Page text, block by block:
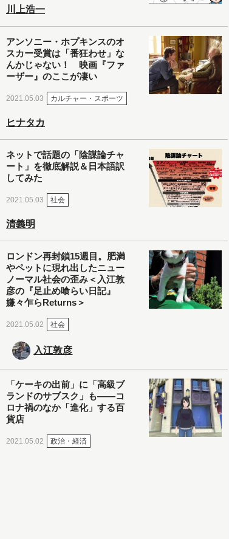
川上浩一
アンソニー・ホプキンスのオ
スカー受賞は「番狂わせ」な
んかじゃない！ 映画『ファ
ーザー』のここが凄い
2021.05.03 カルチャー・スポーツ
ヒナタカ
ネットで話題の「陰謀論チャ
ート」を徹底解説＆日本語訳
してみた
2021.05.03 社会
清義明
ロンドン再封鎖15週目。肥満
やペットに現れ出したニュー
ノーマル社会の歪み＜入江敦
彦の『足止め喰らい日記』
嫌々乍らReturns＞
2021.05.02 社会
入江敦彦
「ケーキの出前」に「高級ブ
ランドのサブスク」も――コ
ロナ禍のなか「進化」する百
貨店
2021.05.02 政治・経済